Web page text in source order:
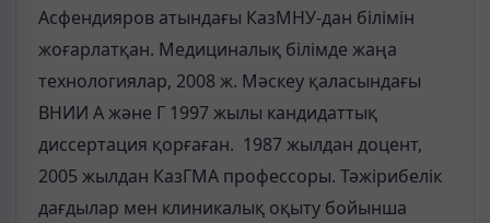
Асфендияров атындағы КазМНУ-дан білімін
жоғарлатқан. Медициналық білімде жаңа
технологиялар, 2008 ж. Мәскеу қаласындағы
ВНИИ А және Г 1997 жылы кандидаттық
диссертация қорғаған. 1987 жылдан доцент,
2005 жылдан КазГМА профессоры. Тәжірибелік
дағдылар мен клиникалық оқыту бойынша